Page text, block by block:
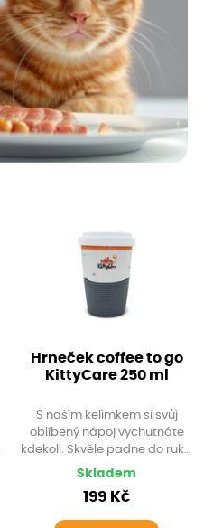
Hrneček coffee to go
KittyCare 250 ml
S naším kelímkem si svůj
oblíbený nápoj vychutnáte
kdekoli. Skvěle padne do ruky,
a navíc se dá i prakticky
Skladem
199 Kč